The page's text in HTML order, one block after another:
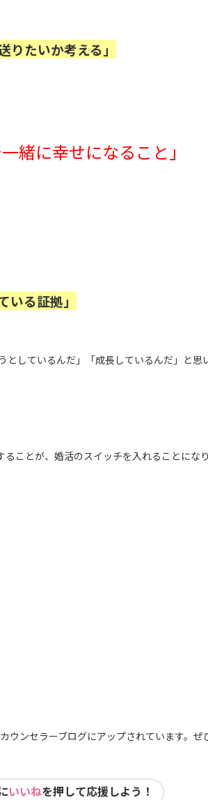
たいか考える」
緒に幸せになること」
る証拠」
としているんだ」「成長しているんだ」と思
ことが、婚活のスイッチを入れることにな
ウンセラーブログにアップされています。ぜ
いいねを押して応援しよう！